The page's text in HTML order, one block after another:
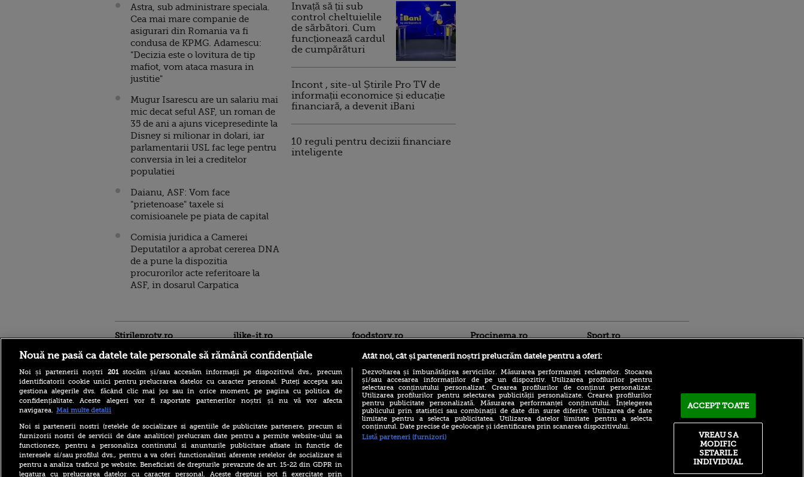
Astra, sub administrare speciala.
Cea mai mare companie de
asigurari din Romania va fi
condusa de KPMG. Adamescu:
"Decizia este o lovitura de tip
mafiot, vom ataca masura in
justitie"
Mugur Isarescu are un salariu mai
mic decat seful ASF, un roman de
35 de ani a ajuns vicepresedinte la
Disney si milionar in dolari, iar
parlamentarii USL fac lege pentru
conversia in lei a creditelor
populatiei
Daianu, ASF: Vom face
"prietenoase" taxele si
comisioanele pe piata de capital
Comisia juridica a Camerei
Deputatilor a aprobat cererea DNA
de a pune la dispozitia
procurorilor acte referitoare la
ASF, in dosarul Carpatica
Invață să ții sub
control cheltuielile
de sărbători. Cum
funcționează cardul
de cumpărături
Incont , site-ul Știrile Pro TV de
informații economice și educație
financiară, a devenit iBani
10 reguli pentru decizii financiare
inteligente
Stirileprotv.ro
Accident grav pe DN 58, în
Caraș-Severin. O mașină și
un TIR au luat foc după
Un agresor în serie a ucis
două femei din cauza unor
ilike-it.ro foodstory.ro
(P) Descoperă Lumea
Evenimentelor din România
cu Transilvania Events!
Procinema.ro
Nikolaj Coster-Waldau din
Sport.ro
Dan Petrescu vine la FCSB?!
Ce răspuns i-a dat
antrenorul lui Gigi Becali
Barcelona, mutare-șoc la
Nouă ne pasă ca datele tale personale să rămână confidențiale
Noi și partenerii noștri 201stocăm și/sau accesăm informații pe dispozitivul dvs., precum
identificatorii cookie unici pentru prelucrarea datelor cu caracter personal. Puteți accepta sau
gestiona alegerile dvs. făcând clic mai jos sau în orice moment, pe pagina cu politica de
confidențialitate. Aceste alegeri vor fi raportate partenerilor noștri și nu vă vor afecta
navigarea. Mai multe detalii
Noi si partenerii nostri (retelele de socializare si agentiile de publicitate partenere, precum si
furnizorii nostri de servicii de date analitice) prelucram date pentru a permite website-ului sa
functioneze, pentru a personaliza continutul si anunturile publicitare afisate in functie de
interesele si/sau profilul dvs., pentru a va oferi functionalitati aferente retelelor de socializare si
pentru a analiza traficul pe website. Beneficiati de drepturile prevazute de art. 15-22 din GDPR in
legatura cu prelucrarea datelor cu caracter personal. Aceste drepturi pot fi exercitate prin
Atât noi, cât și partenerii noștri prelucrăm datele pentru a oferi:
Dezvoltarea și îmbunătățirea serviciilor. Măsurarea performanței reclamelor. Stocarea
și/sau accesarea informațiilor de pe un dispozitiv. Utilizarea profilurilor pentru
selectarea conținutului personalizat. Crearea profilurilor de conținut personalizat.
Utilizarea profilurilor pentru selectarea publicității personalizate. Crearea profilurilor
pentru publicitate personalizată. Măsurarea performanței conținutului. Înțelegerea
publicului prin statistici sau combinații de date din surse diferite. Utilizarea de date
limitate pentru a selecta publicitatea. Utilizarea datelor limitate pentru a selecta
conținutul. Date precise de geolocație și identificarea prin scanarea dispozitivului.
Listă parteneri (furnizori)
ACCEPT TOATE
VREAU SA
MODIFIC
SETARILE
INDIVIDUAL